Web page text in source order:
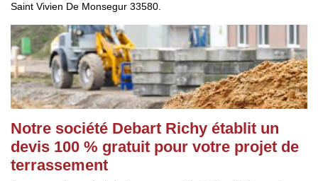
Saint Vivien De Monsegur 33580.
Notre société Debart Richy établit un
devis 100 % gratuit pour votre projet de
terrassement